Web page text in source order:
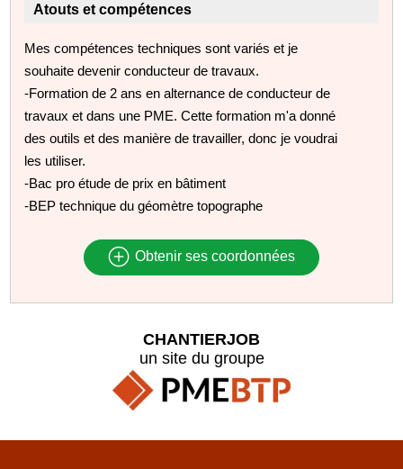
Atouts et compétences
Mes compétences techniques sont variés et je
souhaite devenir conducteur de travaux.
-Formation de 2 ans en alternance de conducteur de
travaux et dans une PME. Cette formation m'a donné
des outils et des manière de travailler, donc je voudrai
les utiliser.
-Bac pro étude de prix en bâtiment
-BEP technique du géomètre topographe
Obtenir ses coordonnées
CHANTIERJOB
un site du groupe